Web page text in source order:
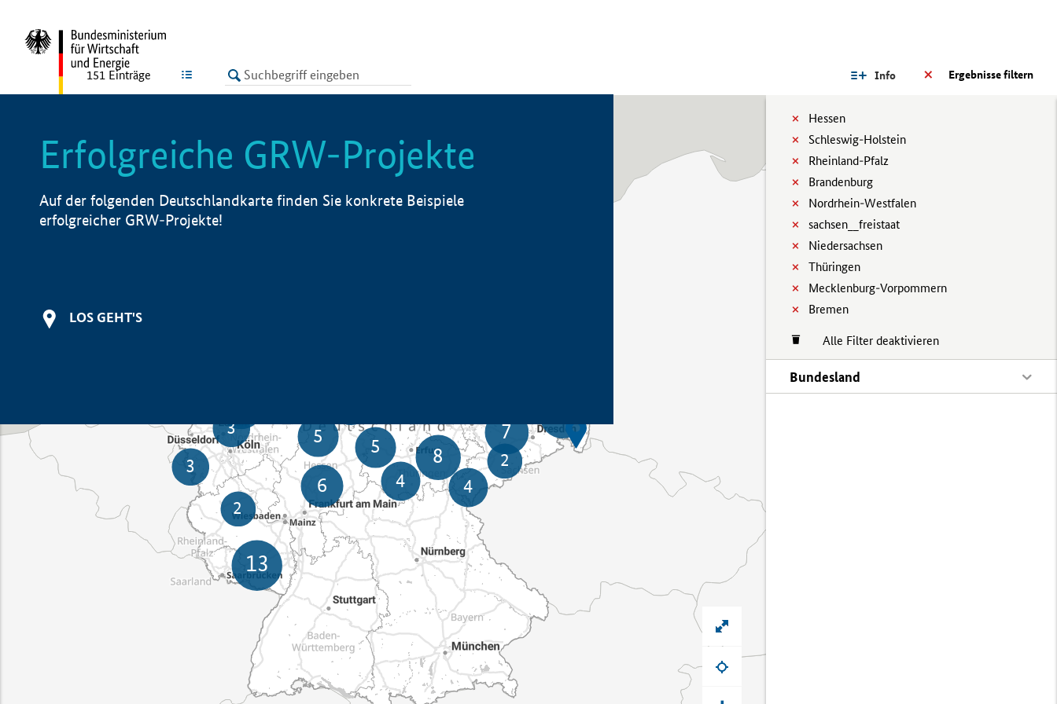
LISTE Ergebnisse filtern
Info
Hessen
Schleswig-Holstein
Rheinland-Pfalz
Brandenburg
Nordrhein-Westfalen
sachsen__freistaat
Niedersachsen
Thüringen
Mecklenburg-Vorpommern
Bremen
Alle Filter deaktivieren
Bundesland
151 Einträge
Erfolgreiche GRW-Projekte
Auf der folgenden Deutschlandkarte finden Sie konkrete Beispiele
erfolgreicher GRW-Projekte!
LOS GEHT'S